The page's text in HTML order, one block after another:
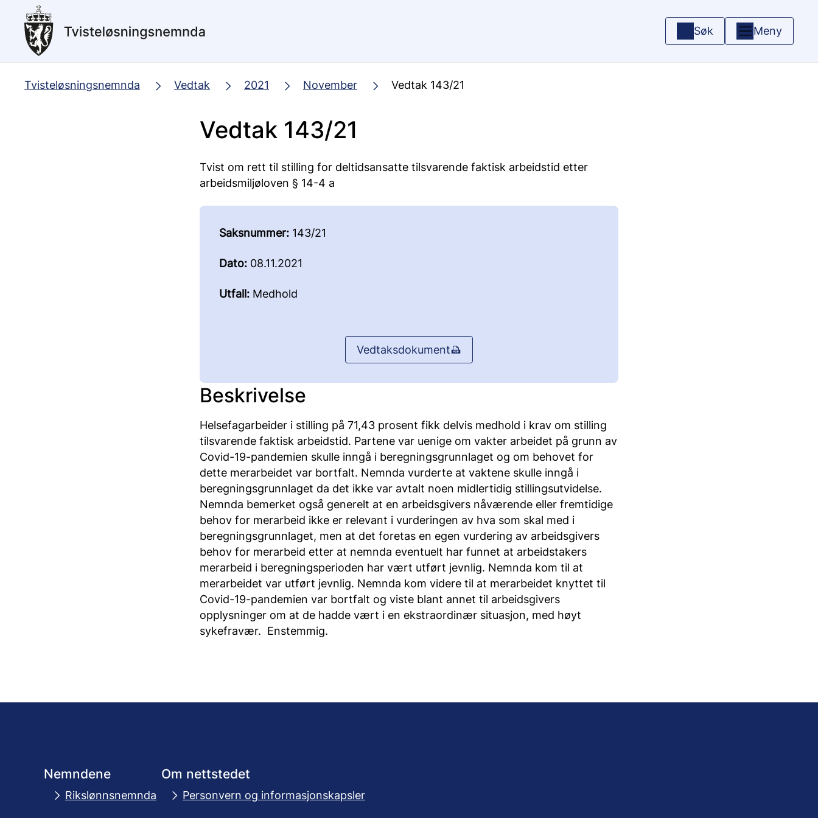
hovedinnhold
Søk Meny
Tvisteløsningsnemnda Vedtak 2021 November Vedtak 143/21
Vedtak 143/21
Tvist om rett til stilling for deltidsansatte tilsvarende faktisk arbeidstid etter
arbeidsmiljøloven § 14-4 a
Saksnummer: 143/21
Dato: 08.11.2021
Utfall: Medhold
Vedtaksdokument
Beskrivelse
Helsefagarbeider i stilling på 71,43 prosent fikk delvis medhold i krav om stilling
tilsvarende faktisk arbeidstid. Partene var uenige om vakter arbeidet på grunn av
Covid-19-pandemien skulle inngå i beregningsgrunnlaget og om behovet for
dette merarbeidet var bortfalt. Nemnda vurderte at vaktene skulle inngå i
beregningsgrunnlaget da det ikke var avtalt noen midlertidig stillingsutvidelse.
Nemnda bemerket også generelt at en arbeidsgivers nåværende eller fremtidige
behov for merarbeid ikke er relevant i vurderingen av hva som skal med i
beregningsgrunnlaget, men at det foretas en egen vurdering av arbeidsgivers
behov for merarbeid etter at nemnda eventuelt har funnet at arbeidstakers
merarbeid i beregningsperioden har vært utført jevnlig. Nemnda kom til at
merarbeidet var utført jevnlig. Nemnda kom videre til at merarbeidet knyttet til
Covid-19-pandemien var bortfalt og viste blant annet til arbeidsgivers
opplysninger om at de hadde vært i en ekstraordinær situasjon, med høyt
sykefravær. Enstemmig.
Nemndene
Rikslønnsnemnda
Om nettstedet
Personvern og informasjonskapsler